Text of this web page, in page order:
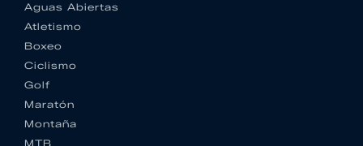
Aguas Abiertas
Atletismo
Boxeo
Ciclismo
Golf
Maratón
Montaña
MTB